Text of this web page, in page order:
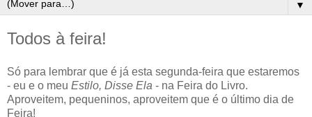
▼
Todos à feira!
Só para lembrar que é já esta segunda-feira que estaremos
- eu e o meu Estilo, Disse Ela - na Feira do Livro.
Aproveitem, pequeninos, aproveitem que é o último dia de
Feira!